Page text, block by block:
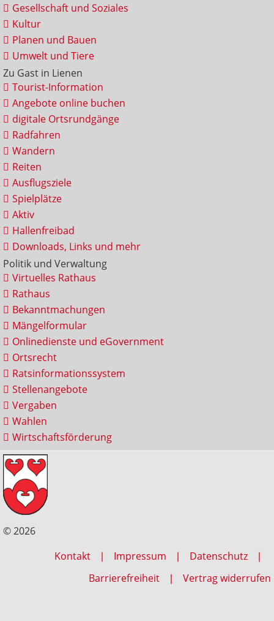
Gesellschaft und Soziales
Kultur
Planen und Bauen
Umwelt und Tiere
Zu Gast in Lienen
Tourist-Information
Angebote online buchen
digitale Ortsrundgänge
Radfahren
Wandern
Reiten
Ausflugsziele
Spielplätze
Aktiv
Hallenfreibad
Downloads, Links und mehr
Politik und Verwaltung
Virtuelles Rathaus
Rathaus
Bekanntmachungen
Mängelformular
Onlinedienste und eGovernment
Ortsrecht
Ratsinformationssystem
Stellenangebote
Vergaben
Wahlen
Wirtschaftsförderung
© 2026
Kontakt
Impressum
Datenschutz
Barrierefreiheit
Vertrag widerrufen